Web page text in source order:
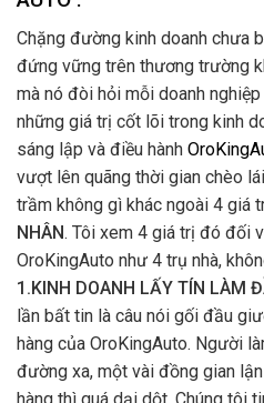
Chặng đường kinh doanh chưa
đứng vững trên thương trường
mà nó đòi hỏi mỗi doanh
những giá trị cốt lõi trong kinh
sáng lập và điều hành
vượt lên quãng thời gian chèo
trầm không gì khác ngoài 4 giá
NHÂN. Tôi xem 4 giá trị đó đối
OroKingAuto như 4 trụ nhà,
1.KINH DOANH LẤY TÍN LÀM
lần bất tin là câu nói gối đầu
hàng của OroKingAuto. Người
đường xa, một vài đồng gian